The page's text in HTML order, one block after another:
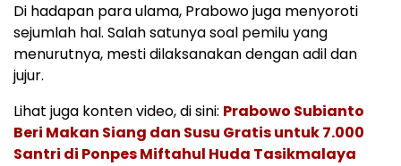
Di hadapan para ulama, Prabowo juga menyoroti
sejumlah hal. Salah satunya soal pemilu yang
menurutnya, mesti dilaksanakan dengan adil dan
jujur.
Lihat juga konten video, di sini: Prabowo Subianto
Beri Makan Siang dan Susu Gratis untuk 7.000
Santri di Ponpes Miftahul Huda Tasikmalaya